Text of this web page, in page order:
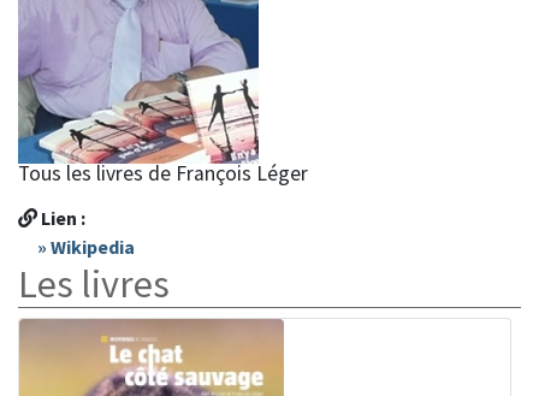
Tous les livres de François Léger
Lien :
» Wikipedia
Les livres